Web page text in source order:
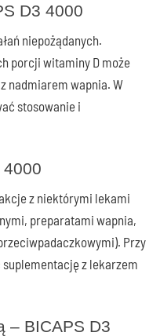
D3 4000
niepożądanych.
porcji witaminy D może
nadmiarem wapnia. W
stosowanie i
4000
z niektórymi lekami
preparatami wapnia,
Przy
z lekarzem
– BICAPS D3